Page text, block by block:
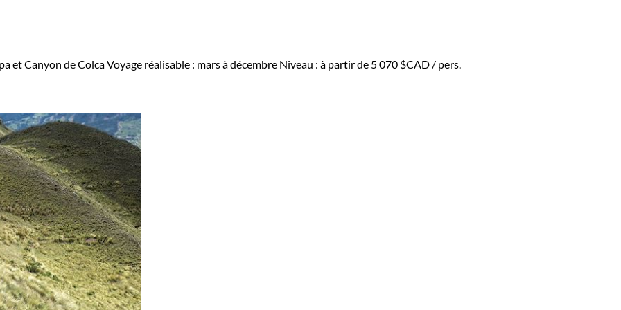
lieu de trekking populaire au Pérou. Elle abrite des sommets enneigés tels que
les plus profonds au monde. Les randonneurs peuvent y découvrir des paysages
pour ses vestiges incas, notamment le site archéologique de Moray et la cité
découvrir les villages traditionnels de la région et les terrains agricoles en
variés, offrant des possibilités de trekking et de randonnées pour tous les niveaux,
que des expériences nouvelles, comme par exemple une nuit dans la jungle
amateurs d'histoire et d'archéologie. N'oubliez pas de prendre en compte les
votre voyage d'aventure au Pérou.
et Canyon de ColcaVoyage réalisable : mars à décembre Niveau : à partir de 5 070 $CAD / pers.